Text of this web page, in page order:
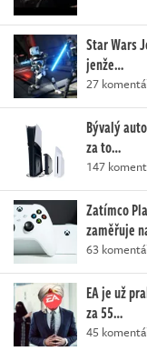
Star Wars
jenže…
27
Bývalý
za to…
147
Zatímco
zaměřuje
63
EA je už
za 55…
45